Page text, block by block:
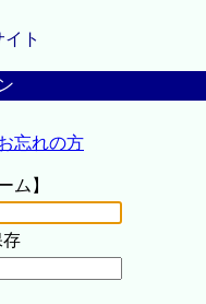
ト
忘れの方
ム】
存